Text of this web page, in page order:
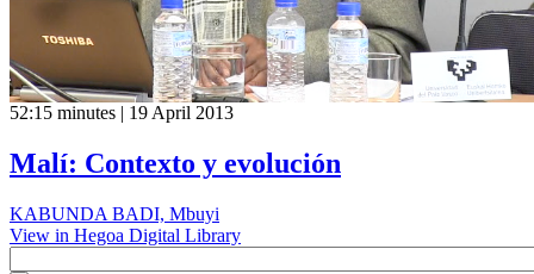
52:15 minutes | 19 April 2013
Malí: Contexto y evolución
KABUNDA BADI, Mbuyi
View in Hegoa Digital Library